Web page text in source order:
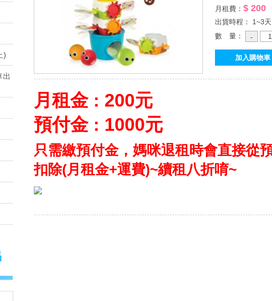
)
出
月租費： $ 200
出貨時程： 1~3天
數 量：
月租金 : 200元
預付金 : 1000元
只需繳預付金，媽咪退租時會直接從
扣除(月租金+運費)~續租八折唷~